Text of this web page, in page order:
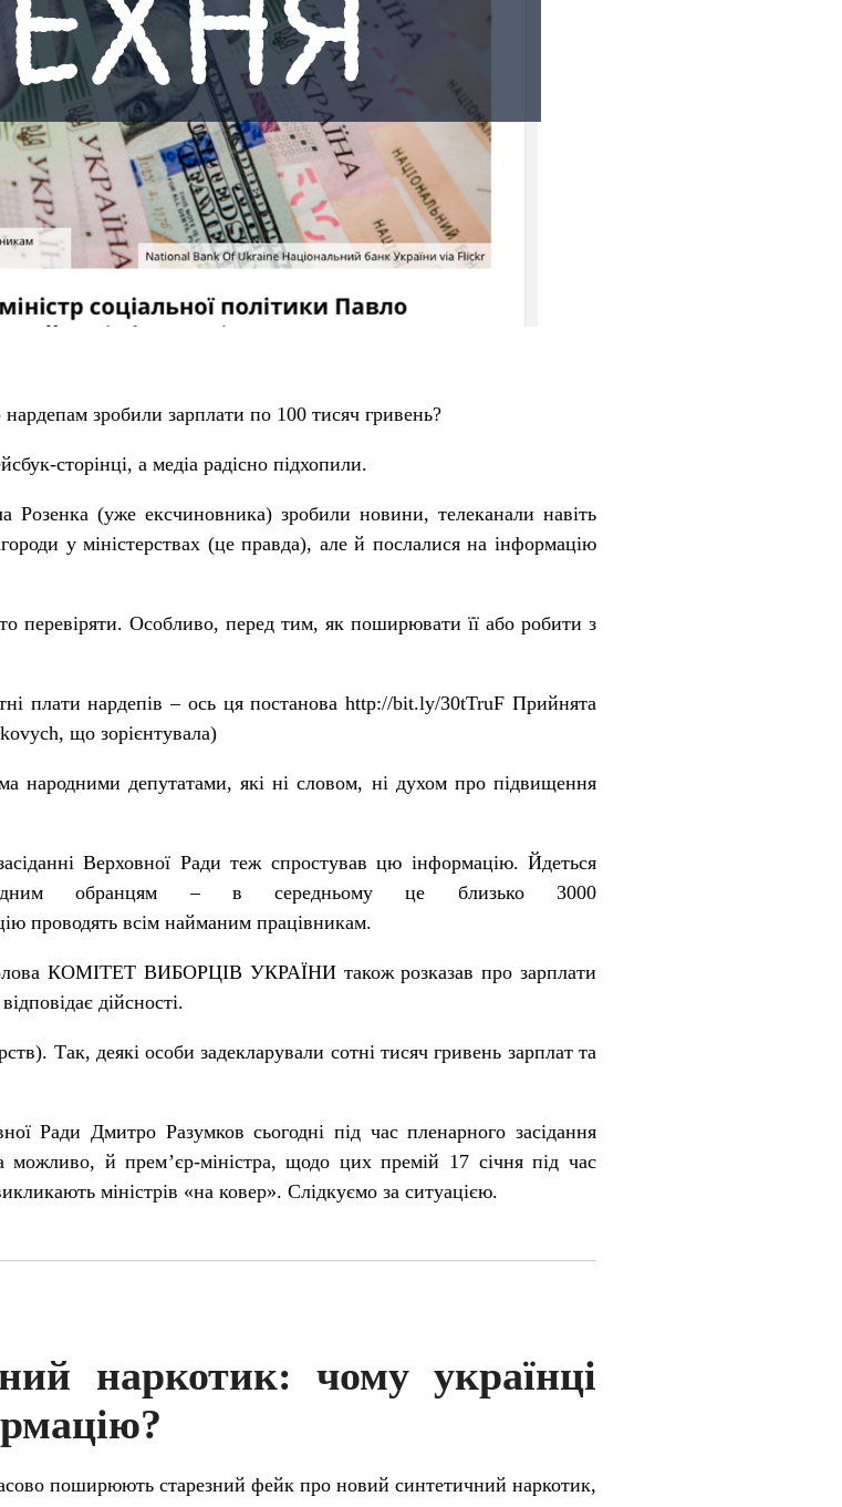
зробили зарплати по 100 тисяч гривень?
сторінці, а медіа радісно підхопили.
Розенка (уже ексчиновника) зробили новини, телеканали навіть
у міністерствах (це правда), але й послалися на інформацію
перевіряти. Особливо, перед тим, як поширювати її або робити з
плати нардепів – ось ця постановаhttp://bit.ly/30tTruF Прийнята
, що зорієнтувала)
народними депутатами, які ні словом, ні духом про підвищення
Верховної Ради теж спростував цю інформацію. Йдеться
обранцям – в середньому це близько 3000
проводять всім найманим працівникам.
КОМІТЕТ ВИБОРЦІВ УКРАЇНИтакож розказав про зарплати
дійсності.
Так, деякі особи задекларували сотні тисяч гривень зарплат та
Ради Дмитро Разумков сьогодні під час пленарного засідання
можливо, й прем’єр-міністра, щодо цих премій 17 січня під час
міністрів «на ковер». Слідкуємо за ситуацією.
наркотик: чому українці
поширюють старезний фейк про новий синтетичний наркотик,